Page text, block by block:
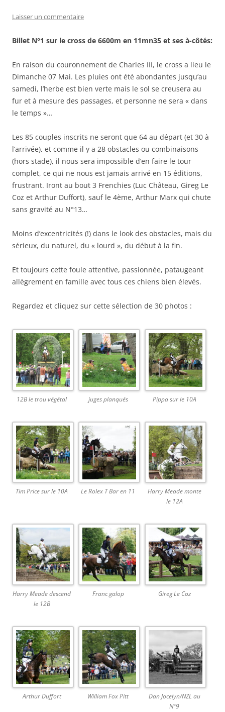
Laisser un commentaire
Billet N°1 sur le cross de 6600m en 11mn35 et ses à-côtés:
En raison du couronnement de Charles III, le cross a lieu le
Dimanche 07 Mai. Les pluies ont été abondantes jusqu’au
samedi, l’herbe est bien verte mais le sol se creusera au
fur et à mesure des passages, et personne ne sera « dans
le temps »…
Les 85 couples inscrits ne seront que 64 au départ (et 30 à
l’arrivée), et comme il y a 28 obstacles ou combinaisons
(hors stade), il nous sera impossible d’en faire le tour
complet, ce qui ne nous est jamais arrivé en 15 éditions,
frustrant. Iront au bout 3 Frenchies (Luc Château, Gireg Le
Coz et Arthur Duffort), sauf le 4ème, Arthur Marx qui chute
sans gravité au N°13…
Moins d’excentricités (!) dans le look des obstacles, mais du
sérieux, du naturel, du « lourd », du début à la fin.
Et toujours cette foule attentive, passionnée, pataugeant
allègrement en famille avec tous ces chiens bien élevés.
Regardez et cliquez sur cette sélection de 30 photos :
12B le trou végétal juges planqués Pippa sur le 10A
Tim Price sur le 10A Le Rolex T Bar en 11
Harry Meade monte
le 12A
Harry Meade descend
le 12B
Franc galop Gireg Le Coz
Arthur Duffort William Fox Pitt
Dan Jocelyn/NZL au
N°9